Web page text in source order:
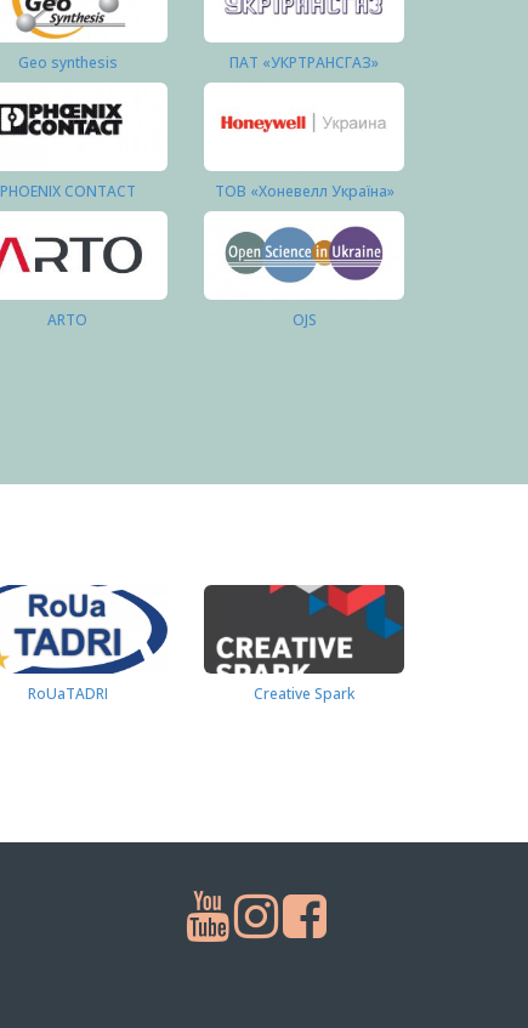
Geo synthesis ПАТ «УКРТРАНСГАЗ»
PHOENIX CONTACT ТОВ «Хоневелл Україна»
ARTO OJS
RoUaTADRI Creative Spark